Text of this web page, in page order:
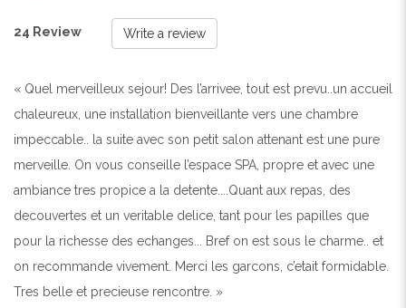
24 Review Write a review
« Quel merveilleux sejour! Des l’arrivee, tout est prevu..un accueil
chaleureux, une installation bienveillante vers une chambre
impeccable.. la suite avec son petit salon attenant est une pure
merveille. On vous conseille l’espace SPA, propre et avec une
ambiance tres propice a la detente....Quant aux repas, des
decouvertes et un veritable delice, tant pour les papilles que
pour la richesse des echanges... Bref on est sous le charme.. et
on recommande vivement. Merci les garcons, c’etait formidable.
Tres belle et precieuse rencontre. »